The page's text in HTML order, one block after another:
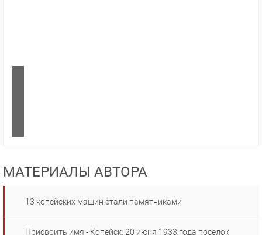
МАТЕРИАЛЫ АВТОРА
13 копейских машин стали памятниками
Присвоить имя - Копейск: 20 июня 1933 года поселок